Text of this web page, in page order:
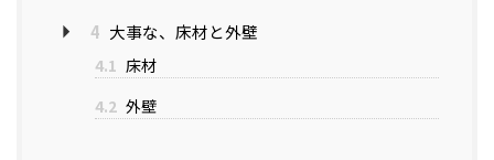
4 大事な、床材と外壁
4.1 床材
4.2 外壁